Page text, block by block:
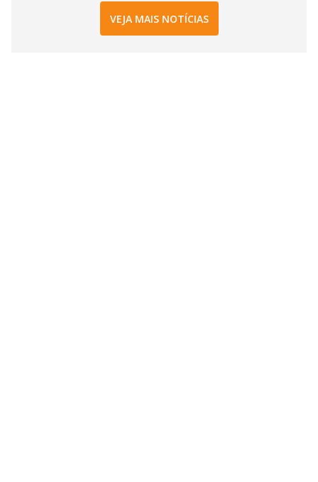
VEJA MAIS NOTÍCIAS